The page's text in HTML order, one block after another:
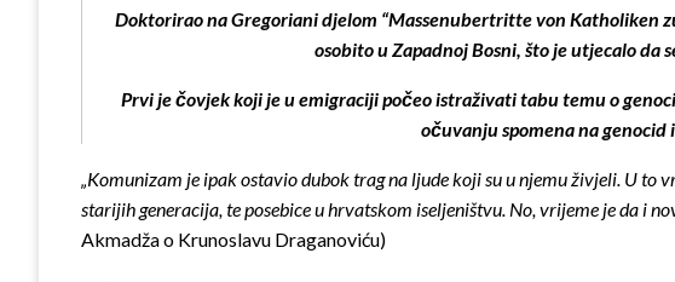
Doktorirao na Gregoriani djelom “Massenubertritte von Katholiken
osobito u Zapadnoj Bosni, što je utjecalo
Prvi je čovjek koji je u emigraciji počeo istraživati tabu temu o
očuvanju spomena na
„Komunizam je ipak ostavio dubok trag na ljude koji su u njemu živjeli. U to
starijih generacija, te posebice u hrvatskom iseljeništvu. No, vrijeme je da i
Akmadža o Krunoslavu Draganoviću)